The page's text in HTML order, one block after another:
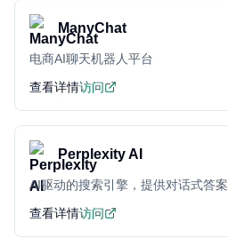
ManyChat
电商AI聊天机器人平台
查看详情访问
Perplexity AI
AI驱动的搜索引擎，提供对话式答案
查看详情访问